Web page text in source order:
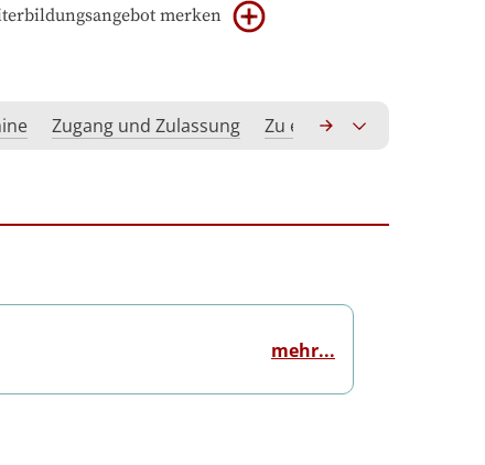
merken
Zugang und Zulassung Zu erwerbende
mehr...